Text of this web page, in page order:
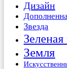
Дизайн
Звезда
Зеленая
Земля